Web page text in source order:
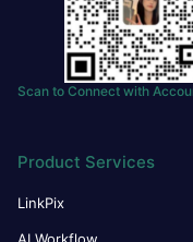
Scan to Connect with
Product Services
LinkPix
AI Workflow